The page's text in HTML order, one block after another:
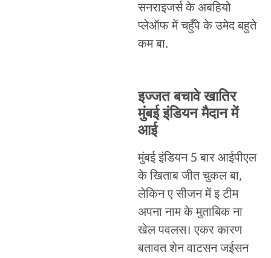
सनराइजर्स के अबहियो
प्लेऑफ में चहुँपे के उमेद बहुते
कम बा.
इज्जत बचावे खातिर
मुंबई इंडियन मैदान में
आई
मुंबई इंडियन 5 बार आईपीएल
के खिताब जीत चुकल बा,
लेकिन ए सीजन में इ टीम
अपना नाम के मुताबिक ना
खेल पवलस। एकर कारण
बतावत शेन वाटसन जईसन